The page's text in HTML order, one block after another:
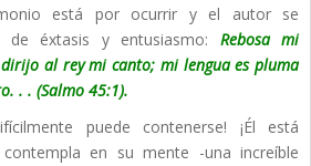
está por ocurrir y el autor se
de éxtasis y entusiasmo: Rebosa mi
al rey micanto; mi lengua es pluma
. . (Salmo 45:1).
puede contenerse! ¡Él está
en su mente -una increíble